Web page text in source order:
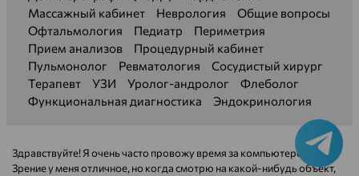
Массажный кабинет
Неврология
Общие вопросы
Офтальмология
Педиатр
Периметрия
Прием анализов
Процедурный кабинет
Пульмонолог
Ревматология
Сосудистый хирург
Терапевт
УЗИ Уролог-андролог
Флеболог
Функциональная диагностика
Эндокринология
Здравствуйте! Я очень часто провожу время за компьютером.
Зрение у меня отличное, но когда смотрю на какой-нибудь объект,